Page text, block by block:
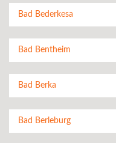
Bad Bederkesa
Bad Bentheim
Bad Berka
Bad Berleburg